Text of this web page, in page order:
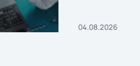
04.08.2026